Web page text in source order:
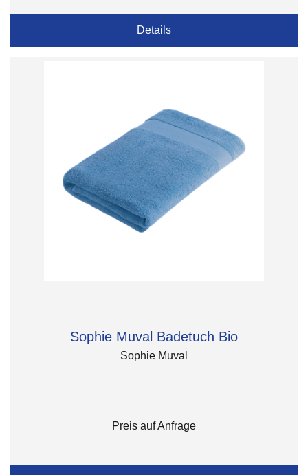
Details
Sophie Muval Badetuch Bio
Sophie Muval
Preis auf Anfrage